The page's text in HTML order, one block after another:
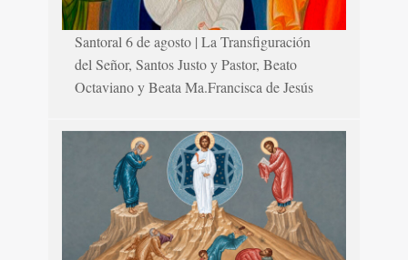
Santoral 6 de agosto | La Transfiguración
del Señor, Santos Justo y Pastor, Beato
Octaviano y Beata Ma.Francisca de Jesús